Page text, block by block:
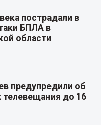
пострадали в
БПЛА в
области
предупредили об
телевещания до 16